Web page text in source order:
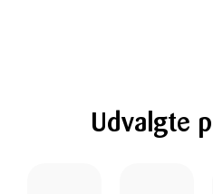
Udvalgte